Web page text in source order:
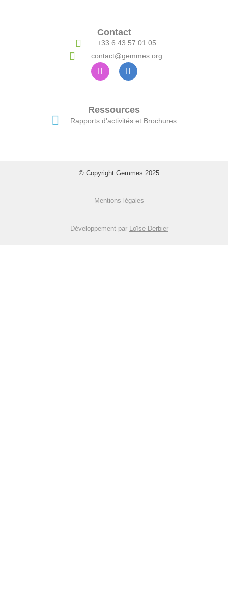
Contact
+33 6 43 57 01 05
contact@gemmes.org
Ressources
Rapports d'activités et Brochures
© Copyright Gemmes 2025
Mentions légales
Développement par Loïse Derbier